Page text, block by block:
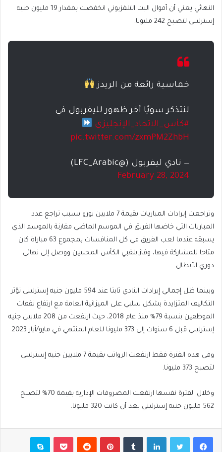
النهائي يعني أن أموال البث التلفزيوني انخفضت بمقدار 19 مليون جنيه
إسترليني لتصبح 242 مليونا.
خماسية رائعة من الريدز
لنتذكر سويًا أخر ظهور لليفربول في
#كأس_الاتحاد_الإنجليزي
pic.twitter.com/zxmPM2ZhbH
— نادي ليفربول (@LFC_Arabic)
February 28, 2024
وتراجعت إيرادات المباريات بقيمة 7 ملايين يورو بسبب تراجع عدد
المباريات التي خاضها الفريق في الموسم الماضي مقارنة بالموسم الذي
يسبقه عندما لعب الفريق في كل المنافسات بمجموع 63 مباراة كان
متاحا للمشاركة فيها، وفاز بلقبي الكأس المحليين ووصل إلى نهائي
دوري الأبطال.
وبينما ظل إجمالي إيرادات النادي ثابتا عند 594 مليون جنيه إسترليني تؤثر
التكاليف المتزايدة بشكل سلبي على الميزانية العامة مع ارتفاع نفقات
الموظفين بنسبة 79% منذ عام 2018، حيث ارتفعت من 208 ملايين جنيه
إسترليني قبل 6 سنوات إلى 373 مليونا للعام المنتهي في مايو/أيار 2023.
وفي هذه الفترة فقط ارتفعت الرواتب بقيمة 7 ملايين جنيه إسترليني
لتصبح 373 مليونا.
وخلال الفترة نفسها ارتفعت المصروفات الإدارية بقيمة 70% لتصبح
562 مليون جنيه إسترليني بعد أن كانت 320 مليونا.
فيسبوكتويتر لينكدإن بينتيريست بوكيت سكايب